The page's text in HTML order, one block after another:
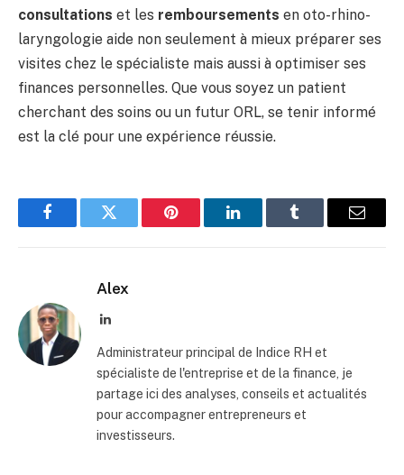
consultations et les remboursements en oto-rhino-
laryngologie aide non seulement à mieux préparer ses
visites chez le spécialiste mais aussi à optimiser ses
finances personnelles. Que vous soyez un patient
cherchant des soins ou un futur ORL, se tenir informé
est la clé pour une expérience réussie.
FacebookTwitter Pinterest LinkedInTumblr Email
Alex
LinkedIn
Administrateur principal de Indice RH et
spécialiste de l'entreprise et de la finance, je
partage ici des analyses, conseils et actualités
pour accompagner entrepreneurs et
investisseurs.